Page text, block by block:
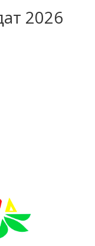
2026